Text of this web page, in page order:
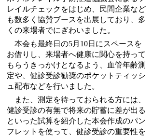
レイルチェックをはじめ、民間企業など
も数多く協賛ブースを出展しており、多
くの来場者でにぎわいました。
本会も最終日の5月10日にスペースを
お借りし、来場者へ健康に関心を持って
もらうきっかけとなるよう、血管年齢測
定や、健診受診勧奨のポケットティッシ
ュ配布などを行いました。
また、測定を待っておられる方には、
健診受診の有無で将来の貯蓄に差が出る
といった試算を紹介した本会作成のパン
フレットを使って、健診受診の重要性を